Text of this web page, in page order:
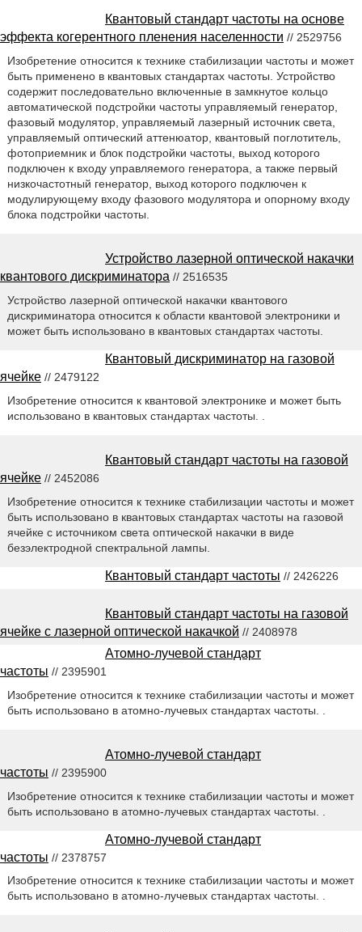
Квантовый стандарт частоты на основе
эффекта когерентного пленения населенности // 2529756
Изобретение относится к технике стабилизации частоты и может
быть применено в квантовых стандартах частоты. Устройство
содержит последовательно включенные в замкнутое кольцо
автоматической подстройки частоты управляемый генератор,
фазовый модулятор, управляемый лазерный источник света,
управляемый оптический аттенюатор, квантовый поглотитель,
фотоприемник и блок подстройки частоты, выход которого
подключен к входу управляемого генератора, а также первый
низкочастотный генератор, выход которого подключен к
модулирующему входу фазового модулятора и опорному входу
блока подстройки частоты.
Устройство лазерной оптической накачки
квантового дискриминатора // 2516535
Устройство лазерной оптической накачки квантового
дискриминатора относится к области квантовой электроники и
может быть использовано в квантовых стандартах частоты.
Квантовый дискриминатор на газовой
ячейке // 2479122
Изобретение относится к квантовой электронике и может быть
использовано в квантовых стандартах частоты. .
Квантовый стандарт частоты на газовой
ячейке // 2452086
Изобретение относится к технике стабилизации частоты и может
быть использовано в квантовых стандартах частоты на газовой
ячейке с источником света оптической накачки в виде
безэлектродной спектральной лампы.
Квантовый стандарт частоты // 2426226
Квантовый стандарт частоты на газовой
ячейке с лазерной оптической накачкой // 2408978
Атомно-лучевой стандарт
частоты // 2395901
Изобретение относится к технике стабилизации частоты и может
быть использовано в атомно-лучевых стандартах частоты. .
Атомно-лучевой стандарт
частоты // 2395900
Изобретение относится к технике стабилизации частоты и может
быть использовано в атомно-лучевых стандартах частоты. .
Атомно-лучевой стандарт
частоты // 2378757
Изобретение относится к технике стабилизации частоты и может
быть использовано в атомно-лучевых стандартах частоты. .